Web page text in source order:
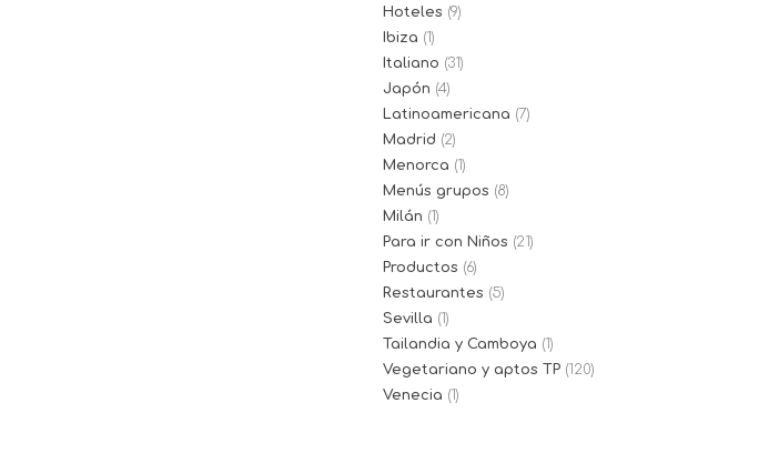
Hoteles (9)
Ibiza (1)
Italiano (31)
Japón (4)
Latinoamericana (7)
Madrid (2)
Menorca (1)
Menús grupos (8)
Milán (1)
Para ir con Niños (21)
Productos (6)
Restaurantes (5)
Sevilla (1)
Tailandia y Camboya (1)
Vegetariano y aptos TP (120)
Venecia (1)